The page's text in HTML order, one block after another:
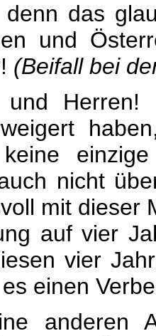
das
und
(Beifall bei
und
nicht
mit dieser
auf vier
vier
einen
anderen